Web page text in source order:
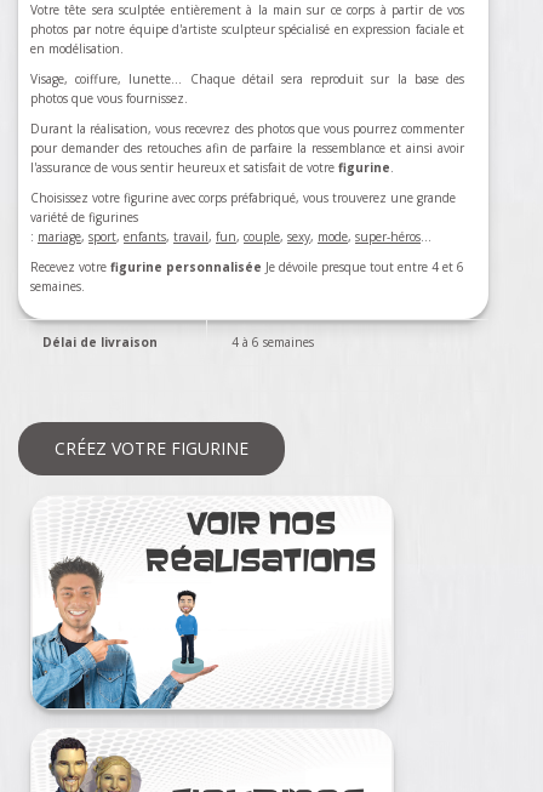
Votre tête sera sculptée entièrement à la main sur ce corps à partir de vos
photos par notre équipe d'artiste sculpteur spécialisé en expression faciale et
en modélisation.
Visage, coiffure, lunette... Chaque détail sera reproduit sur la base des
photos que vous fournissez.
Durant la réalisation, vous recevrez des photos que vous pourrez commenter
pour demander des retouches afin de parfaire la ressemblance et ainsi avoir
l'assurance de vous sentir heureux et satisfait de votre figurine.
Choisissez votre figurine avec corps préfabriqué, vous trouverez une grande
variété de figurines
: mariage, sport, enfants, travail, fun, couple, sexy, mode, super-héros…
Recevez votre figurine personnalisée Je dévoile presque tout entre 4 et 6
semaines.
Délai de livraison 4 à 6 semaines
CRÉEZ VOTRE FIGURINE